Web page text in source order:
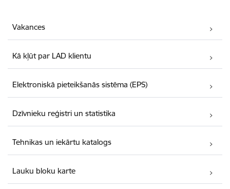
Vakances
Kā kļūt par LAD klientu
Elektroniskā pieteikšanās sistēma (EPS)
Dzīvnieku reģistri un statistika
Tehnikas un iekārtu katalogs
Lauku bloku karte